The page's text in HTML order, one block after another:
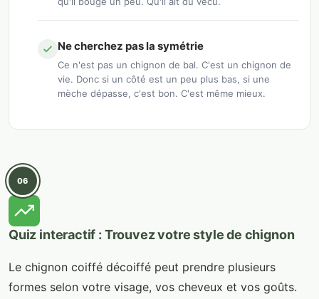
Ne cherchez pas la symétrie
Ce n'est pas un chignon de bal. C'est un chignon de
vie. Donc si un côté est un peu plus bas, si une
mèche dépasse, c'est bon. C'est même mieux.
06
Quiz interactif : Trouvez votre style de chignon
Le chignon coiffé décoiffé peut prendre plusieurs
formes selon votre visage, vos cheveux et vos goûts.